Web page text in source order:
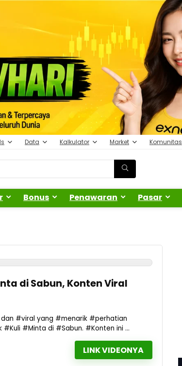
Data Kalkulator Market Komunitas
Bonus Penawaran Pasar
di Sabun, Konten Viral
#viral yang #menarik #perhatian
#Minta di #Sabun. #Konten ini ...
LINK VIDEONYA